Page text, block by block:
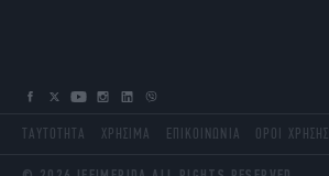
ΤΑΥΤΟΤΗΤΑ ΧΡΗΣΙΜΑ ΕΠΙΚΟΙΝΩΝΙΑ ΟΡΟΙ ΧΡΗΣΗΣ